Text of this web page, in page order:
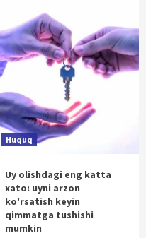
Huquq
Uy olishdagi eng katta
xato: uyni arzon
ko'rsatish keyin
qimmatga tushishi
mumkin